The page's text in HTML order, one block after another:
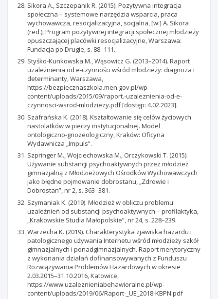
Sikora A., Szczepanik R. (2015). Pozytywna integracja
społeczna – systemowe narzędzia wsparcia, praca
wychowawcza, resocjalizacyjna, socjalna, [w:] A. Sikora
(red.), Program pozytywnej integracji społecznej młodzieży
opuszczającej placówki resocjalizacyjne, Warszawa:
Fundacja po Drugie, s. 88–111.
Styśko-Kunkowska M., Wąsowicz G. (2013–2014). Raport
uzależnienia od e-czynności wśród młodzieży: diagnoza i
determinanty, Warszawa,
https://bezpiecznaszkola.men.gov.pl/wp-
content/uploads/2015/09/raport.-uzaleznienia-od-e-
czynnosci-wsrod-mlodziezy.pdf [dostęp: 4.02.2023].
Szafrańska K. (2018). Kształtowanie się celów życiowych
nastolatków w pieczy instytucjonalnej. Model
ontologiczno-gnozeologiczny, Kraków: Oficyna
Wydawnicza „Impuls”.
Szpringer M., Wojciechowska M., Orczykowski T. (2015).
Używanie substancji psychoaktywnych przez młodzież
gimnazjalną z Młodzieżowych Ośrodków Wychowawczych
jako błędne pojmowanie dobrostanu, „Zdrowie i
Dobrostan”, nr 2, s. 363–381.
Szymaniak K. (2019). Młodzież w obliczu problemu
uzależnień od substancji psychoaktywnych – profilaktyka,
„Krakowskie Studia Małopolskie”, nr 24, s. 228–239.
Warzecha K. (2019). Charakterystyka zjawiska hazardu i
patologicznego używania Internetu wśród młodzieży szkół
gimnazjalnych i ponadgimnazjalnych. Raport merytoryczny
z wykonania działań dofinansowywanych z Funduszu
Rozwiązywania Problemów Hazardowych w okresie
2.03.2015–31.10.2016, Katowice,
https://www.uzaleznieniabehawioralne.pl/wp-
content/uploads/2019/06/Raport-_UE_2018-KBPN.pdf